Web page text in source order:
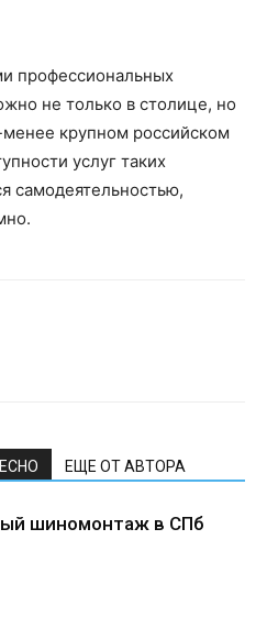
профессиональных
не только в столице, но
крупном российском
услуг таких
самодеятельностью,
ЕЩЕ ОТ АВТОРА
шиномонтаж в СПб